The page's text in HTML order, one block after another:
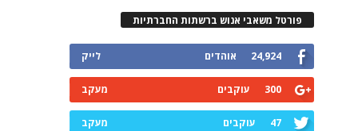
פורטל משאבי אנוש ברשתות החברתיות
24,924 אוהדים לייק
300 עוקבים מעקב
47 עוקבים מעקב